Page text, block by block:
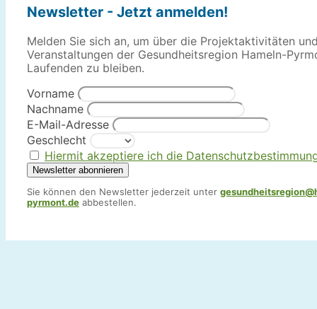
Newsletter - Jetzt anmelden!
Melden Sie sich an, um über die Projektaktivitäten
Veranstaltungen der Gesundheitsregion Hameln-
Laufenden zu bleiben.
Vorname
Nachname
E-Mail-Adresse
Geschlecht
Hiermit akzeptiere ich die
Sie können den Newsletter jederzeit unter
pyrmont.de abbestellen.